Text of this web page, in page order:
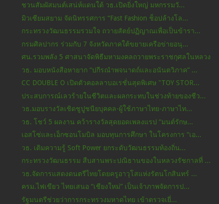
ชวนสัมผัสมนต์เสน่ห์แดนใต้ วธ.เปิดยิ่งใหญ่ มหกรรมวั...
มิวเซียมสยาม จัดนิทรรศการ “Fast Fashion ช็อปล้างโล...
กระทรวงวัฒนธรรมรวมใจ ถวายสัตย์ปฏิญาณเพื่อเป็นข้ารา...
กรมศิลปากร ร่วมกับ 7 จังหวัดภาคใต้ขยายเครือข่ายอนุ...
ศน.รวมพลัง 5 ศาสนาจัดพิธีมหามงคลถวายพระราชกุศลในหลวง
วธ. มอบหนังสือหายาก “ปกีรณำพจนาดถ์และอนันตวิภาค” ...
CC DOUBLE O เปิดตัวคอลลาบอเรชั่นสุดพิเศษ "TOY STOR...
ประสบการณ์เลวร้ายในชีวิตและผลกระทบในช่วงท้ายของชีว...
วธ.มอบรางวัลเชิดชูปูชนียบุคคล-ผู้ใช้ภาษาไทย-ภาษาไท...
วธ. โชว์ 5 ผลงาน คว้ารางวัลสุดยอดเพลงแรป “มนต์รักษ...
เอสโซ่และเอ็กซอนโมบิล มอบทุนการศึกษา ในโครงการ “เอ...
วธ. เติมความรู้ Soft Power ยกระดับวัฒนธรรมท้องถิ่น...
กระทรวงวัฒนธรรม สืบสานพระปณิธานของในหลวงรัชกาลที่ ...
วธ.จัดการแสดงดนตรีไทยโดยครูอาวุโสแห่งรัตนโกสินทร์ ...
ครม.ไฟเขียว ไทยเสนอ “เชียงใหม่” เป็นเจ้าภาพจัดการป...
รัฐมนตรีช่วยว่าการกระทรวงมหาดไทย เข้าตรวจเยี่...